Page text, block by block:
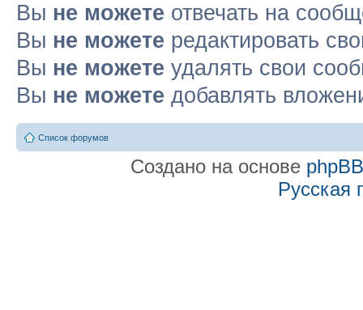
Вы не можете отвечать на
Вы не можете редактировать
Вы не можете удалять свои
Вы не можете добавлять
Список форумов
Создано на основе phpBB
Русская